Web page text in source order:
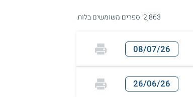
2,863 ספרים משומשים בלוח.
08/07/26
26/06/26